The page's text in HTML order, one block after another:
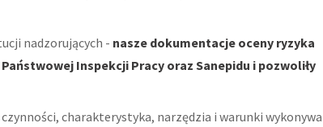
nadzorujących - nasze dokumentacje oceny ryzyka
Inspekcji Pracy oraz Sanepidu i pozwoliły
charakterystyka, narzędzia i warunki